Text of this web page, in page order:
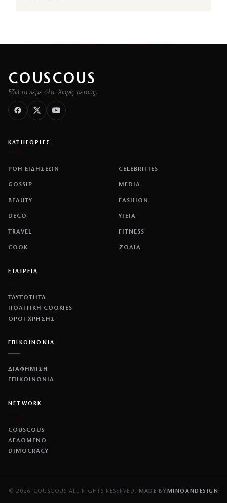
COUSCOUS
Εδώ τα λέμε όλα. Χωρίς ρετούς.
ΚΑΤΗΓΟΡΙΕΣ
ΡΟΗ ΕΙΔΗΣΕΩΝ CELEBRITIES
GOSSIP MEDIA
BEAUTY FASHION
DECO ΥΓΕΙΑ
TRAVEL FITNESS
COOK ΖΩΔΙΑ
ΕΤΑΙΡΕΙΑ
ΤΑΥΤΟΤΗΤΑ
ΠΟΛΙΤΙΚΉ COOKIES
ΌΡΟΙ ΧΡΉΣΗΣ
ΕΠΙΚΟΙΝΩΝΙΑ
ΔΙΑΦΗΜΙΣΗ
ΕΠΙΚΟΙΝΩΝΙΑ
NETWORK
COUSCOUS
ΔΕΔΟΜΕΝΟ
DIMOCRACY
© 2026 COUSCOUS ALL RIGHTS RESERVED. MADE BY MINOANDESIGN